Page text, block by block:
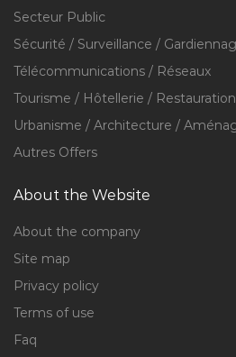
Secteur Public
Sécurité / Surveillance /
Télécommunications / Réseaux
Tourisme / Hôtellerie / Restauration
Urbanisme / Architecture /
Autres Offers
About the Website
About the company
Site map
Privacy policy
Terms of use
Faq